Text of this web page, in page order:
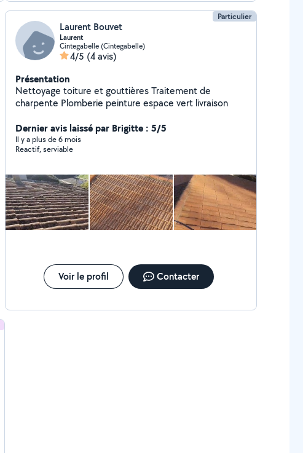
Particulier
Laurent Bouvet
Laurent
Cintegabelle (Cintegabelle)
4/5 (4 avis)
Présentation
Nettoyage toiture et gouttières Traitement de
charpente Plomberie peinture espace vert livraison
Dernier avis laissé par Brigitte : 5/5
Il y a plus de 6 mois
Reactif, serviable
Voir le profil Contacter